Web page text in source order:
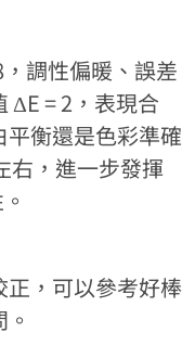
調性偏暖、誤差
ΔE = 2，表現合
衡還是色彩準確
右，進一步發揮
，可以參考好棒